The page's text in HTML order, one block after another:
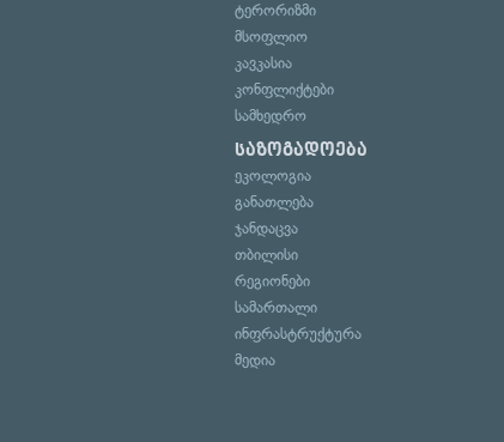
ტერორიზმი
მსოფლიო
კავკასია
კონფლიქტები
სამხედრო
საზოგადოება
ეკოლოგია
განათლება
ჯანდაცვა
თბილისი
რეგიონები
სამართალი
ინფრასტრუქტურა
მედია